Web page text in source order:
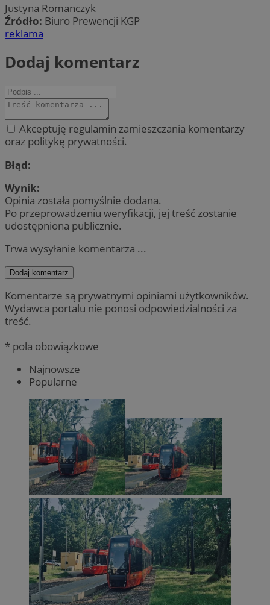
Justyna Romanczyk
Źródło: Biuro Prewencji KGP
reklama
Dodaj komentarz
Akceptuję regulamin zamieszczania komentarzy
oraz politykę prywatności.
Błąd:
Wynik:
Opinia została pomyślnie dodana.
Po przeprowadzeniu weryfikacji, jej treść zostanie
udostępniona publicznie.
Trwa wysyłanie komentarza ...
Dodaj komentarz
Komentarze są prywatnymi opiniami użytkowników.
Wydawca portalu nie ponosi odpowiedzialności za
treść.
* pola obowiązkowe
Najnowsze
Popularne